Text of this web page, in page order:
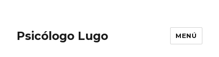
Psicólogo Lugo MENÚ